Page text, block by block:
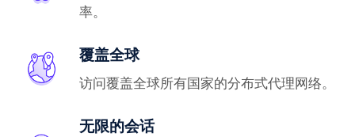
率。
覆盖全球
访问覆盖全球所有国家的分布式代理网络。
无限的会话